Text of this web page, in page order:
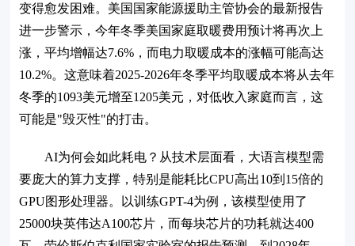
变得愈发困难。美国国家能源援助主管协会的最新报告
进一步警示，今年冬季美国家庭取暖费用预计将再次上
涨，平均增幅达7.6%，而电力取暖成本的涨幅可能高达
10.2%。这意味着2025-2026年冬季平均取暖成本将从去年
冬季的1093美元增至1205美元，对低收入家庭而言，这
可能是"毁灭性"的打击。
AI为何会如此耗电？从技术层面看，大语言模型需
要庞大的算力支撑，特别是能耗比CPU高出10到15倍的
GPU图形处理器。以训练GPT-4为例，该模型使用了
25000块英伟达A100芯片，而每块芯片的功耗就达400